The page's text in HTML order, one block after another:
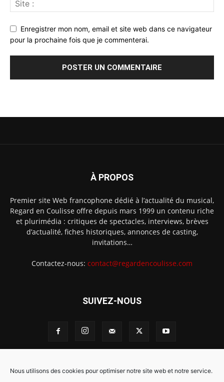
Nous utilisons des cookies pour optimiser notre site web et notre service.
Enregistrer mon nom, email et site web dans ce navigateur
pour la prochaine fois que je commenterai.
À PROPOS
Premier site Web francophone dédié à l’actualité du musical,
Regard en Coulisse offre depuis mars 1999 un contenu riche
et plurimédia : critiques de spectacles, interviews, brèves
d’actualité, fiches historiques, annonces de casting,
invitations…
Contactez-nous: contact@regardencoulisse.com
SUIVEZ-NOUS
Intégration Ghislain Fayard
Mentions légales